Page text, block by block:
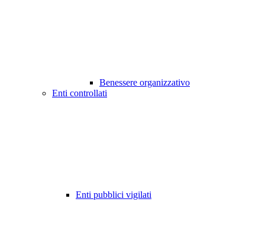
Benessere organizzativo
Enti controllati
Enti pubblici vigilati